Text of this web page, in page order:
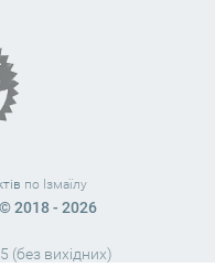
по Ізмаїлу
2018 - 2026
вихідних)